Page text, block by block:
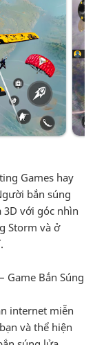
Games hay
bắn súng
với góc nhìn
Storm và ở
Game Bắn Súng
internet miễn
và thể hiện